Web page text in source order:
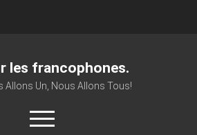
les francophones.
Allons Un, Nous Allons Tous!
open
menu